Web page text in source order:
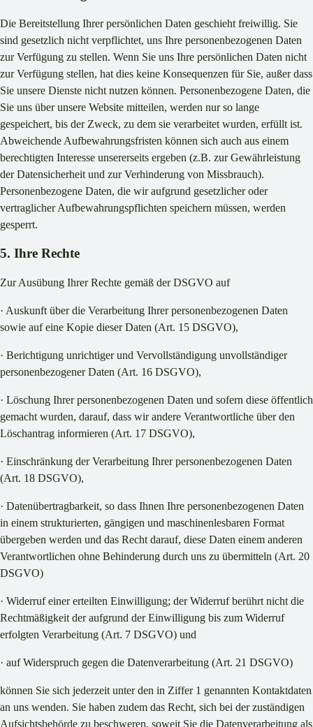
Die Bereitstellung Ihrer persönlichen Daten geschieht freiwillig. Sie
sind gesetzlich nicht verpflichtet, uns Ihre personenbezogenen Daten
zur Verfügung zu stellen. Wenn Sie uns Ihre persönlichen Daten nicht
zur Verfügung stellen, hat dies keine Konsequenzen für Sie, außer dass
Sie unsere Dienste nicht nutzen können. Personenbezogene Daten, die
Sie uns über unsere Website mitteilen, werden nur so lange
gespeichert, bis der Zweck, zu dem sie verarbeitet wurden, erfüllt ist.
Abweichende Aufbewahrungsfristen können sich auch aus einem
berechtigten Interesse unsererseits ergeben (z.B. zur Gewährleistung
der Datensicherheit und zur Verhinderung von Missbrauch).
Personenbezogene Daten, die wir aufgrund gesetzlicher oder
vertraglicher Aufbewahrungspflichten speichern müssen, werden
gesperrt.
5. Ihre Rechte
Zur Ausübung Ihrer Rechte gemäß der DSGVO auf
· Auskunft über die Verarbeitung Ihrer personenbezogenen Daten
sowie auf eine Kopie dieser Daten (Art. 15 DSGVO),
· Berichtigung unrichtiger und Vervollständigung unvollständiger
personenbezogener Daten (Art. 16 DSGVO),
· Löschung Ihrer personenbezogenen Daten und sofern diese öffentlich
gemacht wurden, darauf, dass wir andere Verantwortliche über den
Löschantrag informieren (Art. 17 DSGVO),
· Einschränkung der Verarbeitung Ihrer personenbezogenen Daten
(Art. 18 DSGVO),
· Datenübertragbarkeit, so dass Ihnen Ihre personenbezogenen Daten
in einem strukturierten, gängigen und maschinenlesbaren Format
übergeben werden und das Recht darauf, diese Daten einem anderen
Verantwortlichen ohne Behinderung durch uns zu übermitteln (Art. 20
DSGVO)
· Widerruf einer erteilten Einwilligung; der Widerruf berührt nicht die
Rechtmäßigkeit der aufgrund der Einwilligung bis zum Widerruf
erfolgten Verarbeitung (Art. 7 DSGVO) und
· auf Widerspruch gegen die Datenverarbeitung (Art. 21 DSGVO)
können Sie sich jederzeit unter den in Ziffer 1 genannten Kontaktdaten
an uns wenden. Sie haben zudem das Recht, sich bei der zuständigen
Aufsichtsbehörde zu beschweren, soweit Sie die Datenverarbeitung als